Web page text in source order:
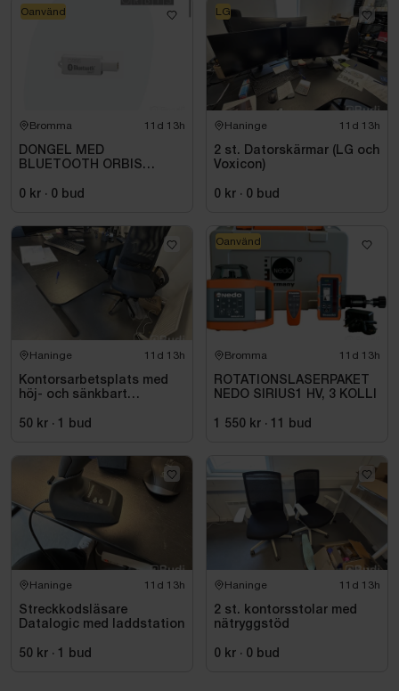
Bromma 11d 13h
DONGEL MED
BLUETOOTH ORBIS
0 kr · 0 bud
Oanvänd
Haninge 11d 13h
2 st. Datorskärmar (LG och
Voxicon)
0 kr · 0 bud
LG
Haninge 11d 13h
Kontorsarbetsplats med
höj- och sänkbart
50 kr · 1 bud
Bromma 11d 13h
ROTATIONSLASERPAKET
NEDO SIRIUS1 HV, 3 KOLLI
1 550 kr · 11 bud
Oanvänd
Haninge 11d 13h
Streckkodsläsare
Datalogic med laddstation
50 kr · 1 bud
Haninge 11d 13h
2 st. kontorsstolar med
nätryggstöd
0 kr · 0 bud